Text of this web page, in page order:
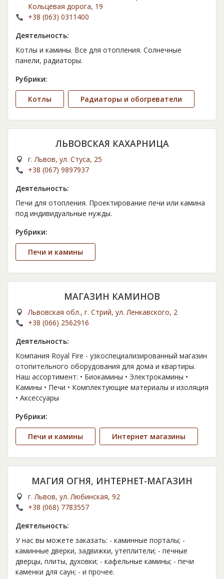
Кольцевая дорога, 19
+38 (063) 0311400
Деятельность:
Котлы и камины. Все для отопления. Солнечные
панели, радиаторы.
Рубрики:
Котлы Радиаторы и обогреватели
ЛЬВОВСКАЯ КАХАРНИЦА
г. Львов, ул. Стуса, 25
+38 (067) 9897937
Деятельность:
Печи для отопления. Проектирование печи или камина
под индивидуальные нужды.
Рубрики:
Печи и камины
МАГАЗИН КАМИНОВ
Львовская обл., г. Стрий, ул. Ленкавского, 2
+38 (066) 2562916
Деятельность:
Компания Royal Fire - узкоспециализированный магазин
отопительного оборудования для дома и квартиры.
Наш ассортимент: • Биокамины • Электрокамины •
Камины • Печи • Комплектующие материалы и изоляция
• Аксессуары
Рубрики:
Печи и камины Интернет магазины
МАГИЯ ОГНЯ, ИНТЕРНЕТ-МАГАЗИН
г. Львов, ул. Любинская, 92
+38 (068) 7783557
Деятельность:
У нас вы можете заказать: - каминные порталы; -
каминные дверки, задвижки, утеплители; - печные
дверцы, плиты, духовки; - кафельные камины; - печи
каменки для саун; - и прочее.